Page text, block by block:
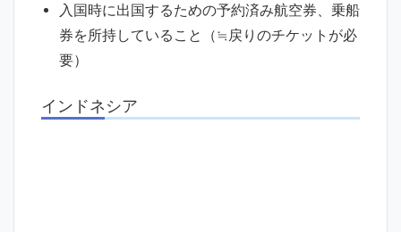
入国時に出国するための予約済み航空券、乗船
券を所持していること（≒戻りのチケットが必
要）
インドネシア